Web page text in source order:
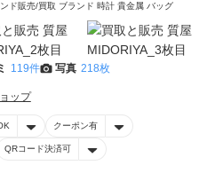
ド販売/買取 ブランド 時計 貴金属 バッグ
119件 写真 218枚
ップ
クーポン有
QRコード決済可